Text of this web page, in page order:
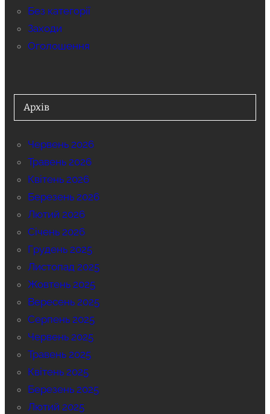
Без категорії
Заходи
Оголошення
Архів
Червень 2026
Травень 2026
Квітень 2026
Березень 2026
Лютий 2026
Січень 2026
Грудень 2025
Листопад 2025
Жовтень 2025
Вересень 2025
Серпень 2025
Червень 2025
Травень 2025
Квітень 2025
Березень 2025
Лютий 2025